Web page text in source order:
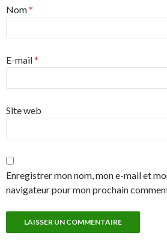
Nom*
E-mail*
Site web
Enregistrer mon nom, mon e-mail et
navigateur pour mon prochain